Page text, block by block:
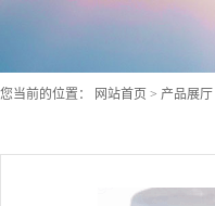
您当前的位置： 网站首页 > 产品展厅